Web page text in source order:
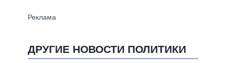
ДРУГИЕ НОВОСТИ ПОЛИТИКИ